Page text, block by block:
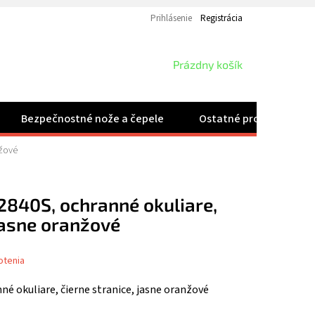
Prihlásenie Registrácia
NÁKUPNÝ
Prázdny košík
Bezpečnostné nože a čepele Ostatné produkty
okuliare, čierne stranice, jasne oranžové
ochranné okuliare,
oranžové